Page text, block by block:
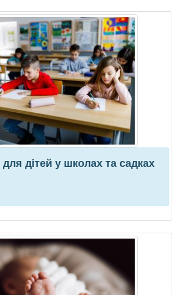
дітей у школах та садках